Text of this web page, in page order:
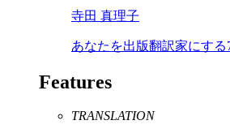
寺田 真理子
あなたを出版翻訳家にする
Features
TRANSLATION